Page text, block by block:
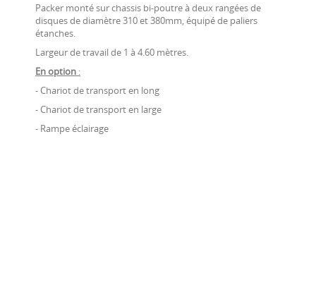
Packer monté sur chassis bi-poutre à deux rangées de
disques de diamètre 310 et 380mm, équipé de paliers
étanches.
Largeur de travail de 1 à 4.60 mètres.
En option :
- Chariot de transport en long
- Chariot de transport en large
- Rampe éclairage